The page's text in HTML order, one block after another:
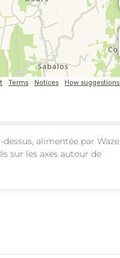
alimentée par Waze,
sur les axes autour de